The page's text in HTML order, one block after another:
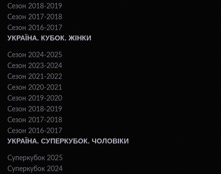
Сезон 2018-2019
Сезон 2017-2018
Сезон 2016-2017
УКРАЇНА. КУБОК. ЖІНКИ
Сезон 2024-2025
Сезон 2023-2024
Сезон 2021-2022
Сезон 2020-2021
Сезон 2019-2020
Сезон 2018-2019
Сезон 2017-2018
Сезон 2016-2017
УКРАЇНА. СУПЕРКУБОК. ЧОЛОВІКИ
Суперкубок 2025
Суперкубок 2024